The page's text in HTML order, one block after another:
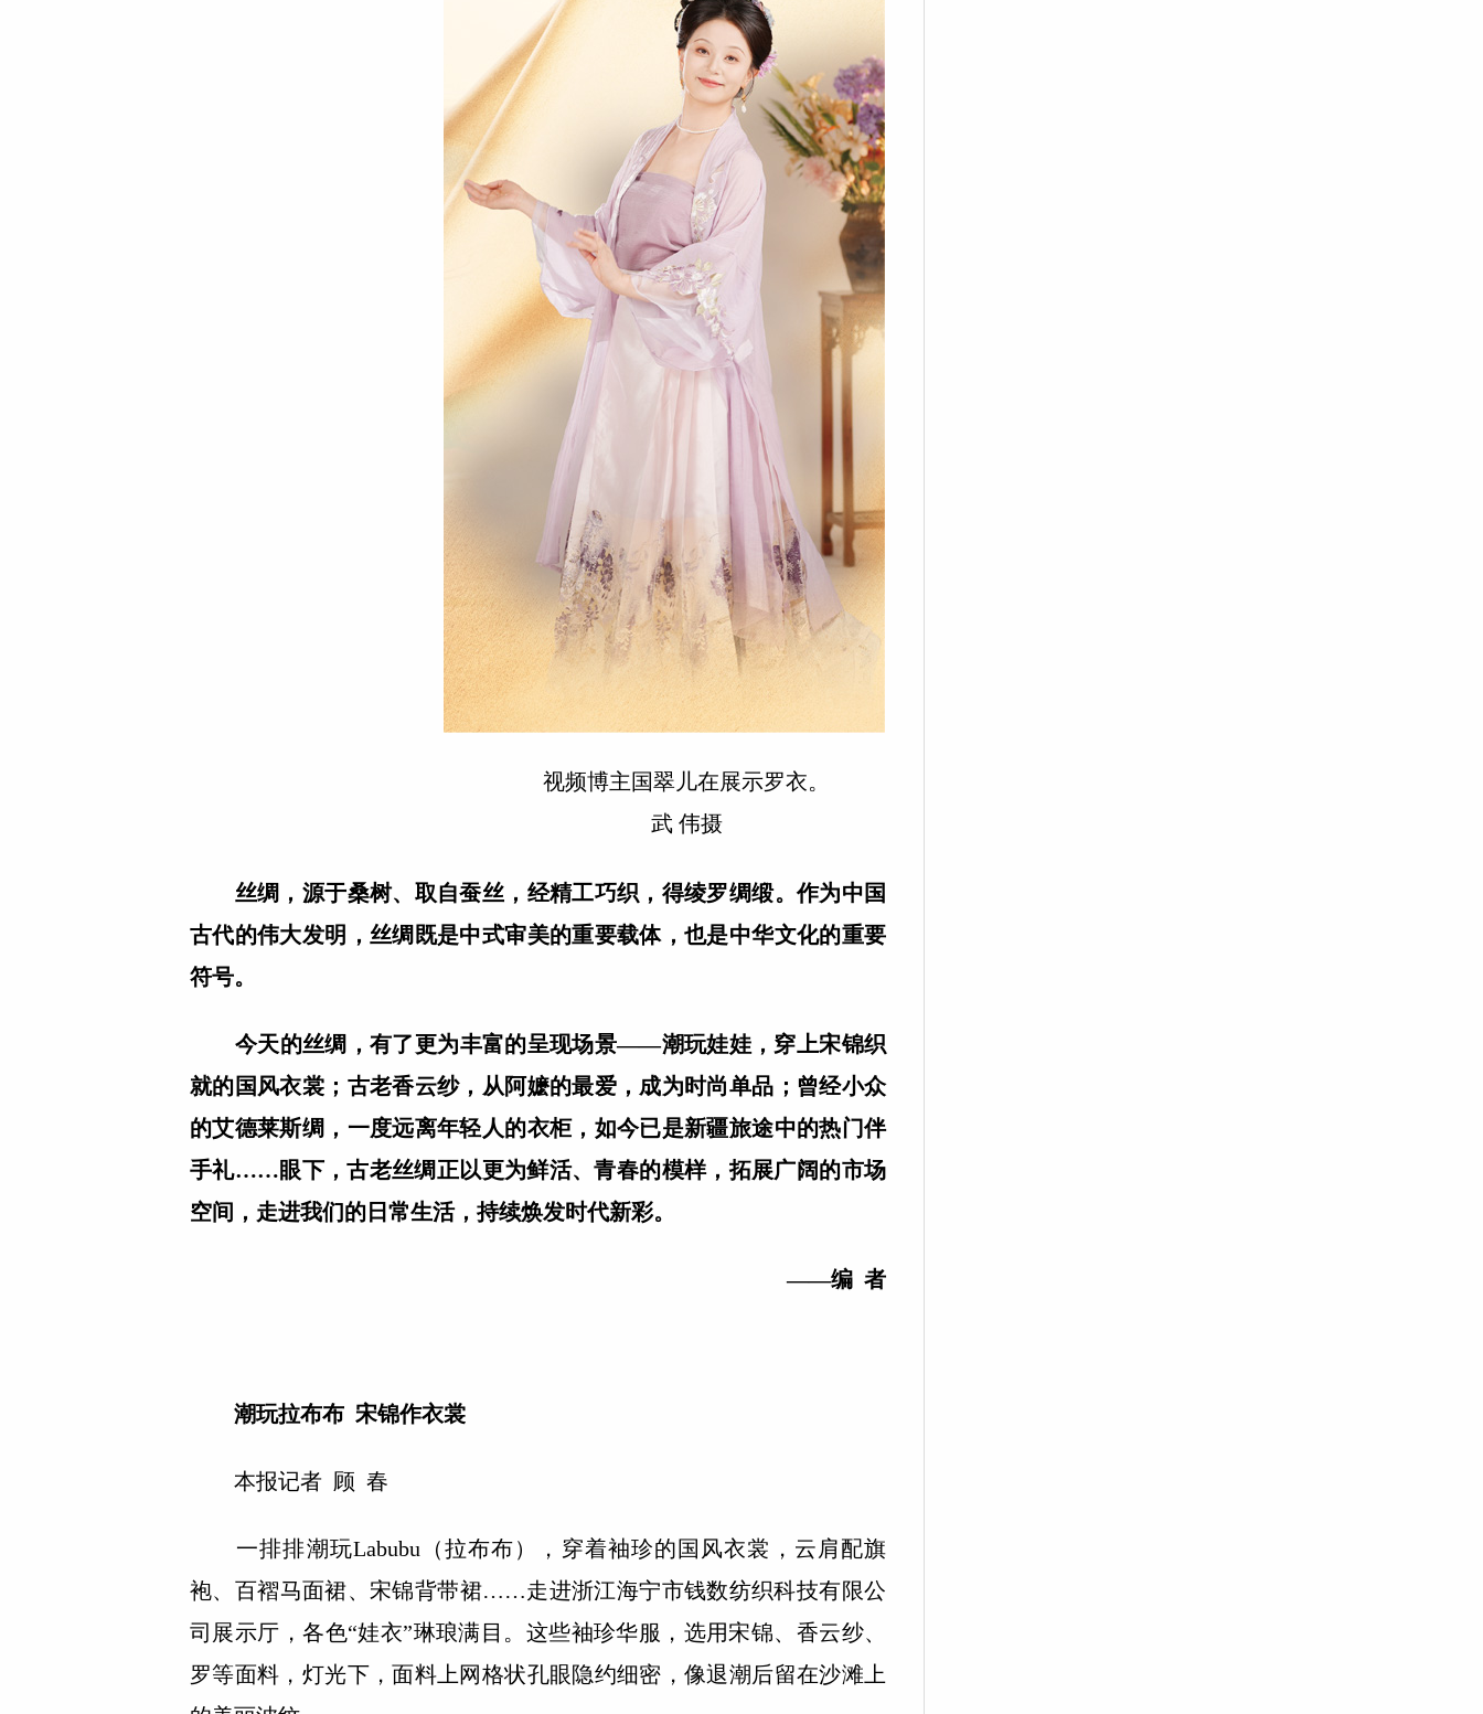
视频博主国翠儿在展示罗衣。
武 伟摄
丝绸，源于桑树、取自蚕丝，经精工巧织，得绫罗绸缎。作为中国
古代的伟大发明，丝绸既是中式审美的重要载体，也是中华文化的重要
符号。
今天的丝绸，有了更为丰富的呈现场景——潮玩娃娃，穿上宋锦织
就的国风衣裳；古老香云纱，从阿嬷的最爱，成为时尚单品；曾经小众
的艾德莱斯绸，一度远离年轻人的衣柜，如今已是新疆旅途中的热门伴
手礼……眼下，古老丝绸正以更为鲜活、青春的模样，拓展广阔的市场
空间，走进我们的日常生活，持续焕发时代新彩。
——编 者
潮玩拉布布 宋锦作衣裳
本报记者 顾 春
一排排潮玩Labubu（拉布布），穿着袖珍的国风衣裳，云肩配旗
袍、百褶马面裙、宋锦背带裙……走进浙江海宁市钱数纺织科技有限公
司展示厅，各色“娃衣”琳琅满目。这些袖珍华服，选用宋锦、香云纱、
罗等面料，灯光下，面料上网格状孔眼隐约细密，像退潮后留在沙滩上